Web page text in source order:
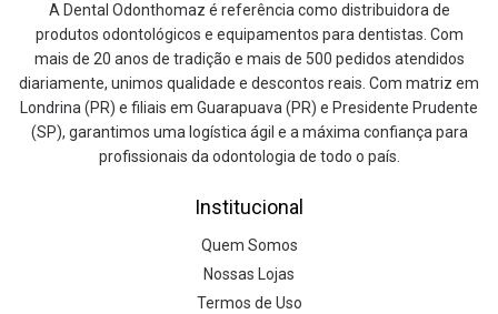
A Dental Odonthomaz é referência como distribuidora de
produtos odontológicos e equipamentos para dentistas. Com
mais de 20 anos de tradição e mais de 500 pedidos atendidos
diariamente, unimos qualidade e descontos reais. Com matriz em
Londrina (PR) e filiais em Guarapuava (PR) e Presidente Prudente
(SP), garantimos uma logística ágil e a máxima confiança para
profissionais da odontologia de todo o país.
Institucional
Quem Somos
Nossas Lojas
Termos de Uso